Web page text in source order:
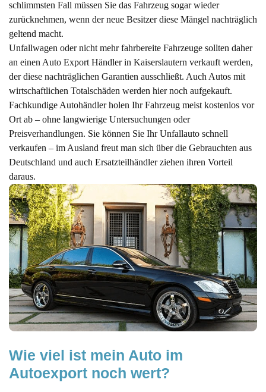
schlimmsten Fall müssen Sie das Fahrzeug sogar wieder
zurücknehmen, wenn der neue Besitzer diese Mängel nachträglich
geltend macht.
Unfallwagen oder nicht mehr fahrbereite Fahrzeuge sollten daher
an einen Auto Export Händler in Kaiserslautern verkauft werden,
der diese nachträglichen Garantien ausschließt. Auch Autos mit
wirtschaftlichen Totalschäden werden hier noch aufgekauft.
Fachkundige Autohändler holen Ihr Fahrzeug meist kostenlos vor
Ort ab – ohne langwierige Untersuchungen oder
Preisverhandlungen. Sie können Sie Ihr Unfallauto schnell
verkaufen – im Ausland freut man sich über die Gebrauchten aus
Deutschland und auch Ersatzteilhändler ziehen ihren Vorteil
daraus.
Wie viel ist mein Auto im
Autoexport noch wert?